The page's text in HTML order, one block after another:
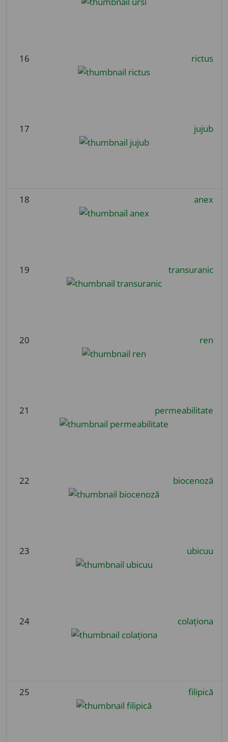
16 rictus
17 jujub
18 anex
19 transuranic
20 ren
21 permeabilitate
22 biocenoză
23 ubicuu
24 colaționa
25 filipică